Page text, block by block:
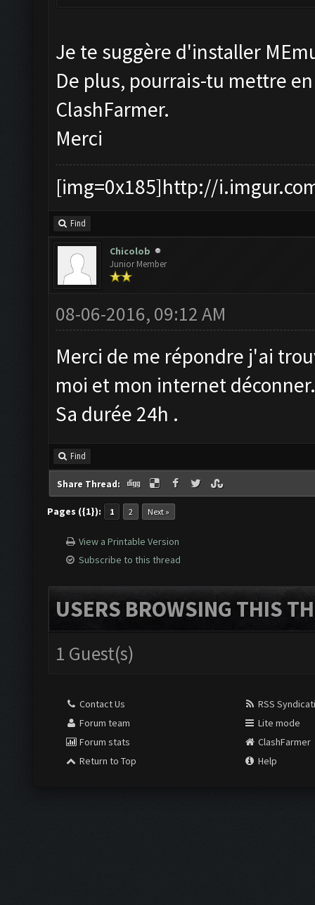
Je te suggère d'installer
De plus, pourrais-tu mettre
ClashFarmer.
Merci
[img=0x185]http://
Find
Chicolob
Junior Member
08-06-2016, 09:12 AM
Merci de me répondre j'ai
moi et mon internet déconner.
Sa durée 24h .
Find
Share Thread:
Pages ({1}): 1 2 Next »
View a Printable Version
Subscribe to this thread
USERS BROWSING THIS
1 Guest(s)
Contact Us
Forum team
Forum stats
Return to Top
RSS
Lite mode
ClashFarmer
Help